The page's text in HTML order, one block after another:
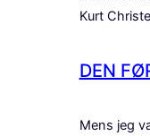
Kurt
DEN
Mens jeg